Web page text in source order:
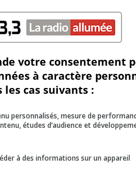
année.
le 15 décembre dernier.
un des plus bas parmi les
et les installations
travaux de voirie, la remise à
votre consentement
à caractère
les cas suivants :
personnalisés, mesure de
études d’audience et
à des informations sur un appareil